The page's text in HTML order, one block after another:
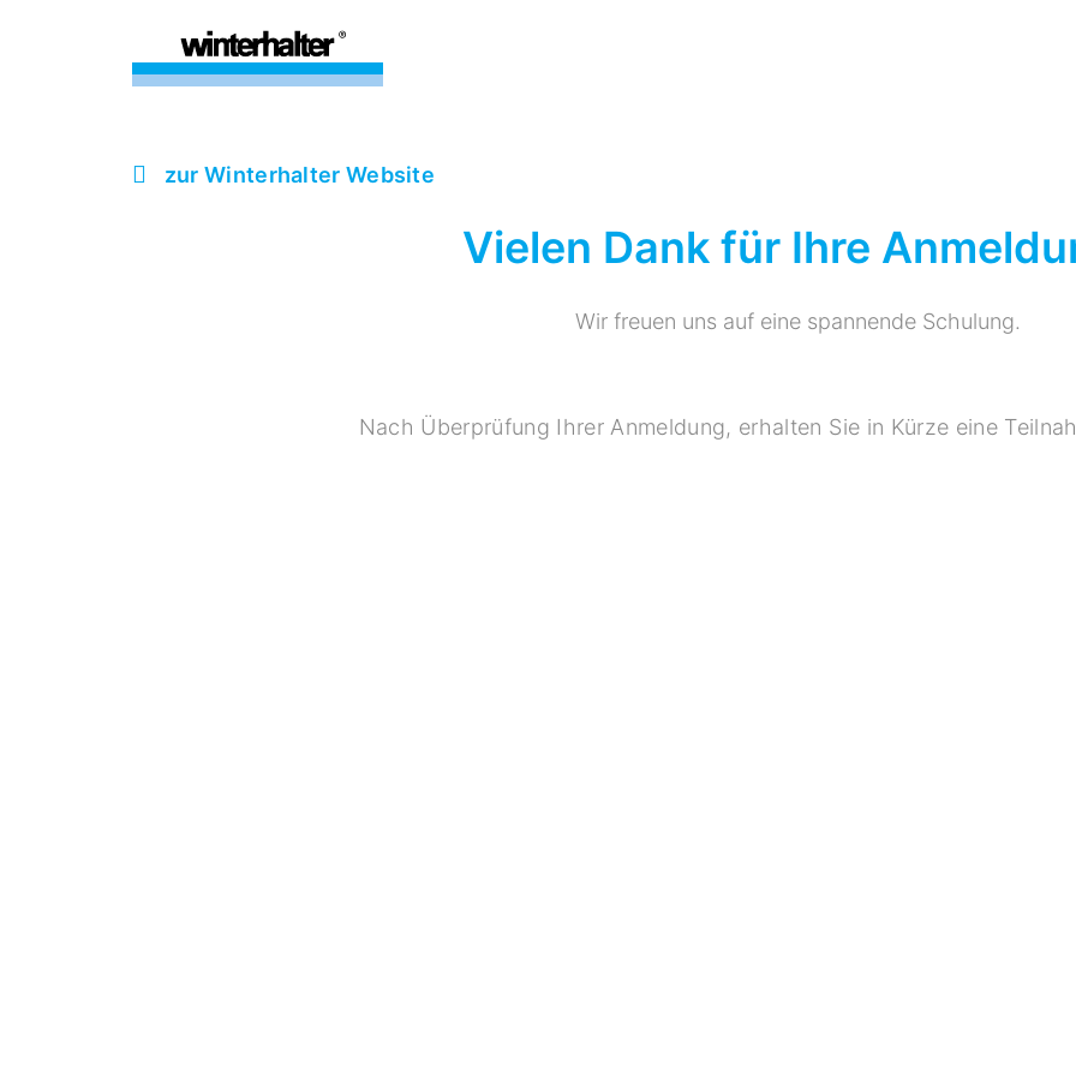
zur Winterhalter Website
Vielen Dank für Ihre
Wir freuen uns auf eine spannende Schulung.
Nach Überprüfung Ihrer Anmeldung, erhalten Sie in Kürze eine